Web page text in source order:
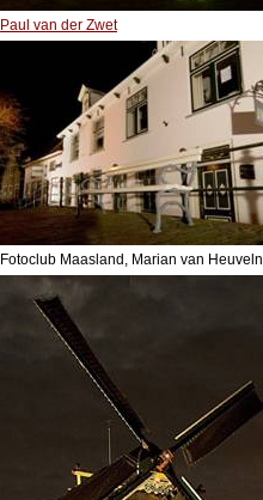
Paul van der ZwetFrits
Fotoclub Maasland, Marian van